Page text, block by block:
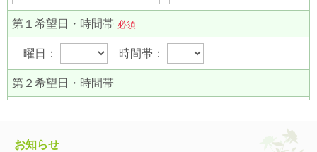
お知らせ